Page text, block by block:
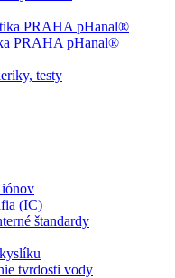
PRAHA pHanal®
PRAHA pHanal®
testy
iónov
(IC)
štandardy
tvrdosti vody